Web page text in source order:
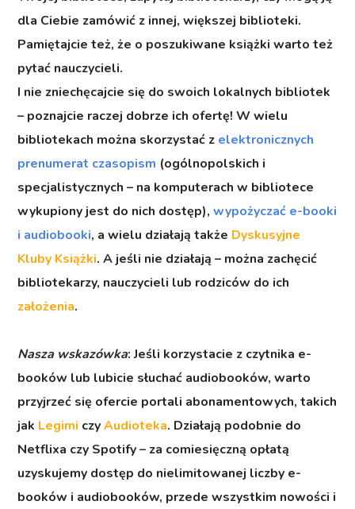
dla Ciebie zamówić z innej, większej biblioteki.
Pamiętajcie też, że o poszukiwane książki warto też
pytać nauczycieli.
I nie zniechęcajcie się do swoich lokalnych bibliotek
– poznajcie raczej dobrze ich ofertę! W wielu
bibliotekach można skorzystać z elektronicznych
prenumerat czasopism (ogólnopolskich i
specjalistycznych – na komputerach w bibliotece
wykupiony jest do nich dostęp),wypożyczać e-booki
i audiobooki, a wielu działają także Dyskusyjne
Kluby Książki. A jeśli nie działają – można zachęcić
bibliotekarzy, nauczycieli lub rodziców do ich
założenia.
Nasza wskazówka: Jeśli korzystacie z czytnika e-
booków lub lubicie słuchać audiobooków, warto
przyjrzeć się ofercie portali abonamentowych, takich
jak Legimi czyAudioteka. Działają podobnie do
Netflixa czy Spotify – za comiesięczną opłatą
uzyskujemy dostęp do nielimitowanej liczby e-
booków i audiobooków, przede wszystkim nowości i